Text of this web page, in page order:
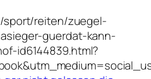
sport/reiten/zuegel-
guerdat-kann-
id6144839.html?